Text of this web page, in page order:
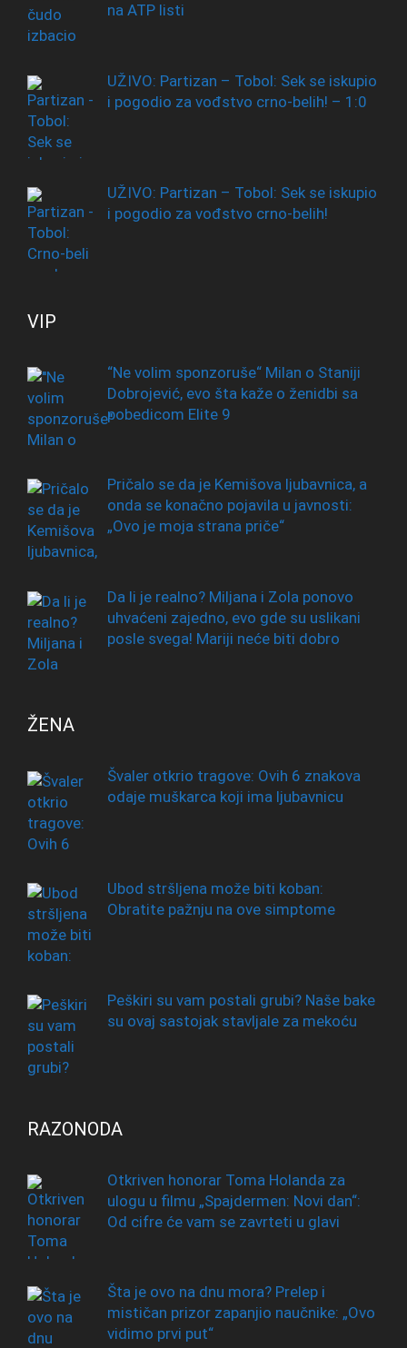
na ATP listi
UŽIVO: Partizan – Tobol: Sek se iskupio
i pogodio za vođstvo crno-belih! – 1:0
UŽIVO: Partizan – Tobol: Sek se iskupio
i pogodio za vođstvo crno-belih!
VIP
“Ne volim sponzoruše“ Milan o Staniji
Dobrojević, evo šta kaže o ženidbi sa
pobedicom Elite 9
Pričalo se da je Kemišova ljubavnica, a
onda se konačno pojavila u javnosti:
„Ovo je moja strana priče“
Da li je realno? Miljana i Zola ponovo
uhvaćeni zajedno, evo gde su uslikani
posle svega! Mariji neće biti dobro
ŽENA
Švaler otkrio tragove: Ovih 6 znakova
odaje muškarca koji ima ljubavnicu
Ubod stršljena može biti koban:
Obratite pažnju na ove simptome
Peškiri su vam postali grubi? Naše bake
su ovaj sastojak stavljale za mekoću
RAZONODA
Otkriven honorar Toma Holanda za
ulogu u filmu „Spajdermen: Novi dan“:
Od cifre će vam se zavrteti u glavi
Šta je ovo na dnu mora? Prelep i
mističan prizor zapanjio naučnike: „Ovo
vidimo prvi put“